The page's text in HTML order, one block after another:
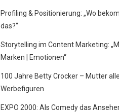
Profiling & Positionierung: „Wo
das?“
Storytelling im Content Marketing:
Marken | Emotionen“
100 Jahre Betty Crocker – Mutter
Werbefiguren
EXPO 2000: Als Comedy das